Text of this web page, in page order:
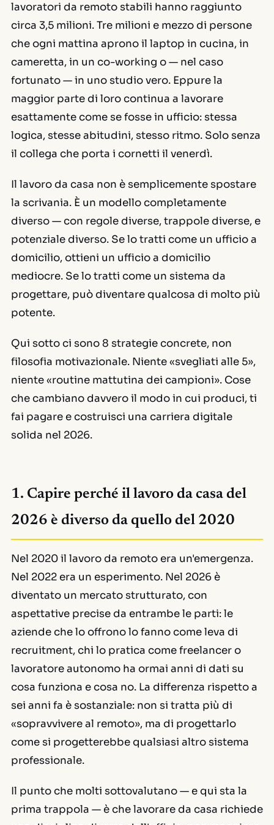
lavoratori da remoto stabili hanno raggiunto
circa 3,5 milioni. Tre milioni e mezzo di persone
che ogni mattina aprono il laptop in cucina, in
cameretta, in un co-working o — nel caso
fortunato — in uno studio vero. Eppure la
maggior parte di loro continua a lavorare
esattamente come se fosse in ufficio: stessa
logica, stesse abitudini, stesso ritmo. Solo senza
il collega che porta i cornetti il venerdì.
Il lavoro da casa non è semplicemente spostare
la scrivania. È un modello completamente
diverso — con regole diverse, trappole diverse, e
potenziale diverso. Se lo tratti come un ufficio a
domicilio, ottieni un ufficio a domicilio
mediocre. Se lo tratti come un sistema da
progettare, può diventare qualcosa di molto più
potente.
Qui sotto ci sono 8 strategie concrete, non
filosofia motivazionale. Niente «svegliati alle 5»,
niente «routine mattutina dei campioni». Cose
che cambiano davvero il modo in cui produci, ti
fai pagare e costruisci una carriera digitale
solida nel 2026.
1. Capire perché il lavoro da casa del
2026 è diverso da quello del 2020
Nel 2020 il lavoro da remoto era un'emergenza.
Nel 2022 era un esperimento. Nel 2026 è
diventato un mercato strutturato, con
aspettative precise da entrambe le parti: le
aziende che lo offrono lo fanno come leva di
recruitment, chi lo pratica come freelancer o
lavoratore autonomo ha ormai anni di dati su
cosa funziona e cosa no. La differenza rispetto a
sei anni fa è sostanziale: non si tratta più di
«sopravvivere al remoto», ma di progettarlo
come si progetterebbe qualsiasi altro sistema
professionale.
Il punto che molti sottovalutano — e qui sta la
prima trappola — è che lavorare da casa richiede